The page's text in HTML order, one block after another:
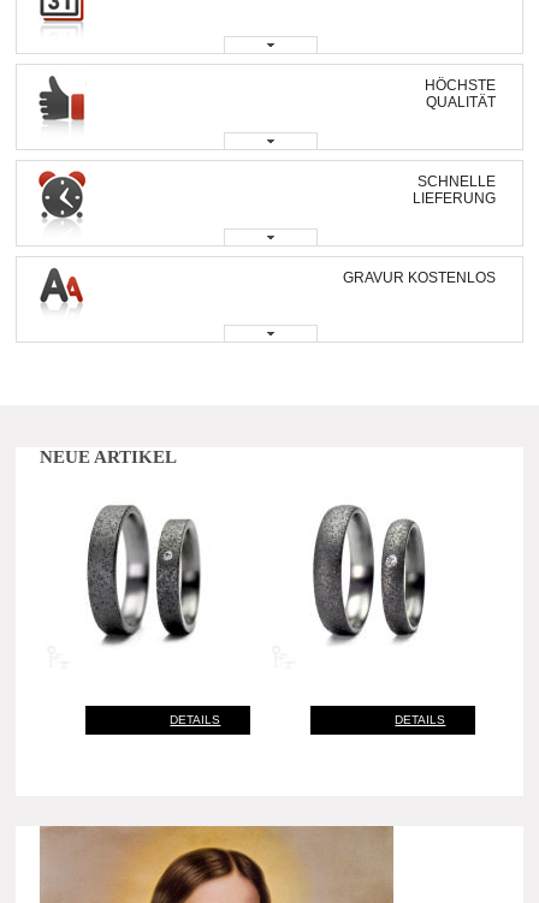
HÖCHSTE
QUALITÄT
SCHNELLE
LIEFERUNG
GRAVUR KOSTENLOS
NEUE ARTIKEL
DETAILS DETAILS